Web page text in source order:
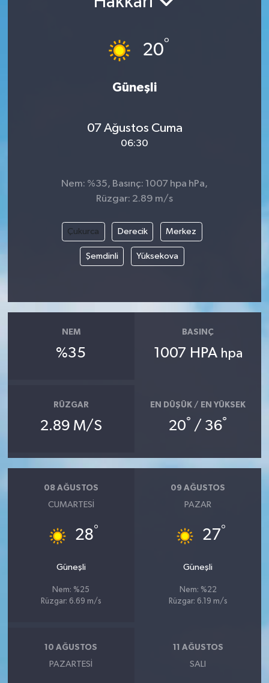
20°
Güneşli
07 Ağustos Cuma
06:30
Nem: %35, Basınç: 1007 hpa hPa,
Rüzgar: 2.89 m/s
Çukurca Derecik Merkez
Şemdinli Yüksekova
NEM
%35
BASINÇ
1007 HPA hpa
RÜZGAR
2.89 M/S
EN DÜŞÜK / EN YÜKSEK
20° / 36°
08 AĞUSTOS
CUMARTESI
28°
Güneşli
Nem: %25
Rüzgar: 6.69 m/s
09 AĞUSTOS
PAZAR
27°
Güneşli
Nem: %22
Rüzgar: 6.19 m/s
10 AĞUSTOS
PAZARTESI
11 AĞUSTOS
SALI